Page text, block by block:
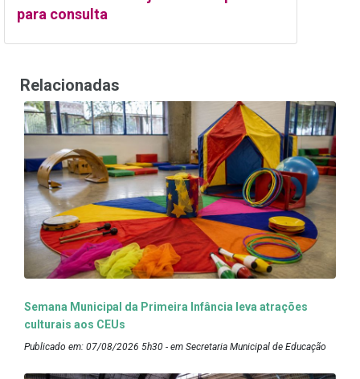
para consulta
Relacionadas
Semana Municipal da Primeira Infância leva atrações
culturais aos CEUs
Publicado em: 07/08/2026 5h30 - em Secretaria Municipal de Educação